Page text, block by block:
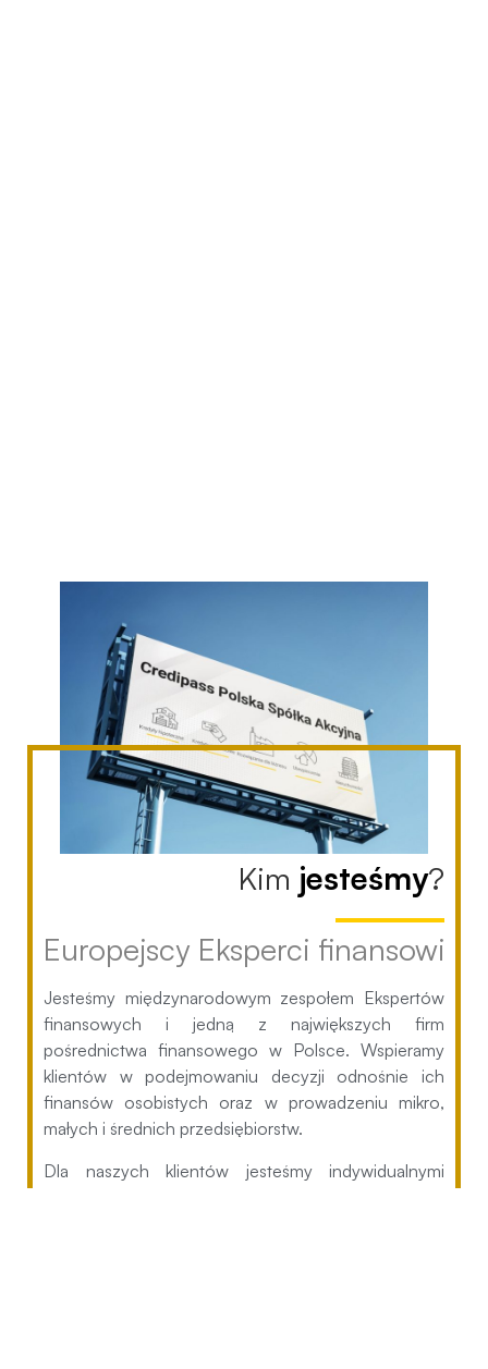
Kim jesteśmy?
Europejscy Eksperci finansowi
Jesteśmy międzynarodowym zespołem Ekspertów
finansowych i jedną z największych firm
pośrednictwa finansowego w Polsce. Wspieramy
klientów w podejmowaniu decyzji odnośnie ich
finansów osobistych oraz w prowadzeniu mikro,
małych i średnich przedsiębiorstw.
Dla naszych klientów jesteśmy indywidualnymi